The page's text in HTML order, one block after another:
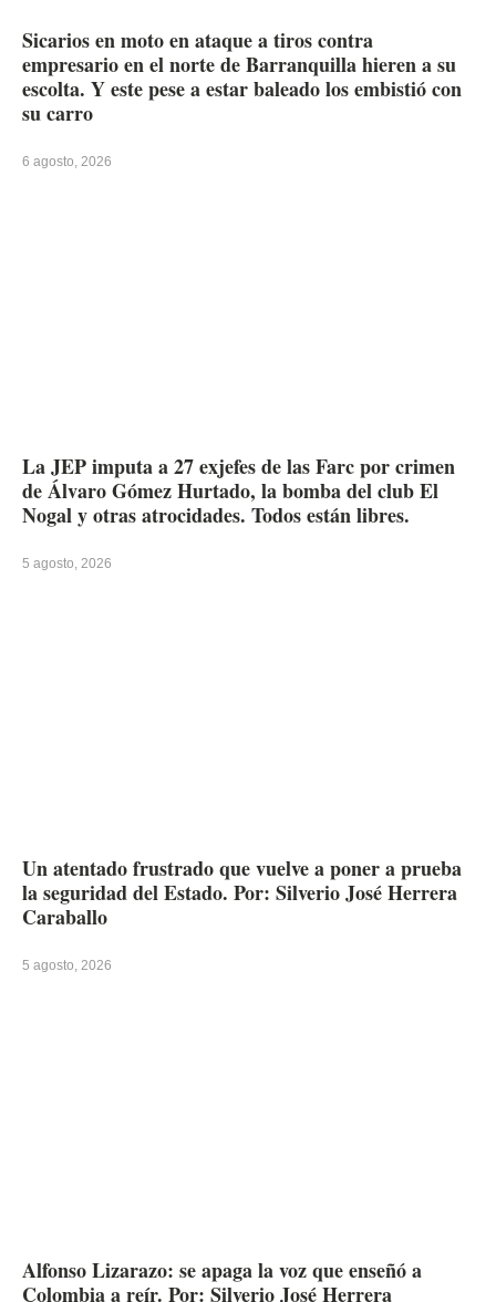
Sicarios en moto en ataque a tiros contra
empresario en el norte de Barranquilla hieren a su
escolta. Y este pese a estar baleado los embistió con
su carro
6 agosto, 2026
La JEP imputa a 27 exjefes de las Farc por crimen
de Álvaro Gómez Hurtado, la bomba del club El
Nogal y otras atrocidades. Todos están libres.
5 agosto, 2026
Un atentado frustrado que vuelve a poner a prueba
la seguridad del Estado. Por: Silverio José Herrera
Caraballo
5 agosto, 2026
Alfonso Lizarazo: se apaga la voz que enseñó a
Colombia a reír. Por: Silverio José Herrera